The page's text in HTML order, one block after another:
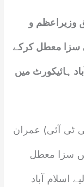
وزیراعظم و
سزا معطل کرکے
ہائیکورٹ میں
ٹی آئی) عمران
سزا معطل
اسلام آباد